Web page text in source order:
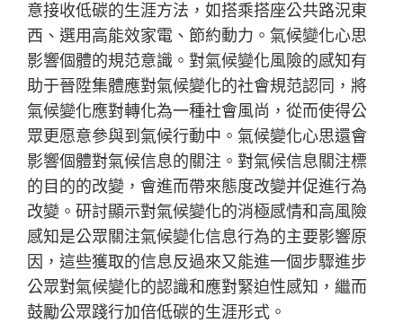
意接收低碳的生涯方法，如搭乘搭座公共路況東
西、選用高能效家電、節約動力。氣候變化心思
影響個體的規范意識。對氣候變化風險的感知有
助于晉陞集體應對氣候變化的社會規范認同，將
氣候變化應對轉化為一種社會風尚，從而使得公
眾更愿意參與到氣候行動中。氣候變化心思還會
影響個體對氣候信息的關注。對氣候信息關注標
的目的的改變，會進而帶來態度改變并促進行為
改變。研討顯示對氣候變化的消極感情和高風險
感知是公眾關注氣候變化信息行為的主要影響原
因，這些獲取的信息反過來又能進一個步驟進步
公眾對氣候變化的認識和應對緊迫性感知，繼而
鼓勵公眾踐行加倍低碳的生涯形式。